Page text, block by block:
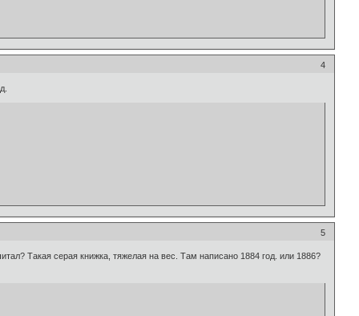
4
5
Такая серая книжка, тяжелая на вес. Там написано 1884 год. или 1886?